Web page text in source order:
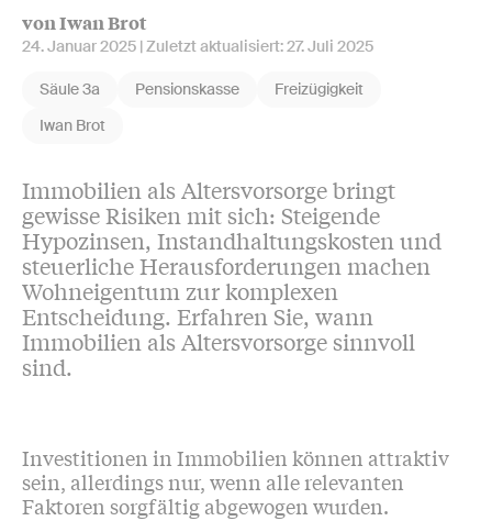
von Iwan Brot
24. Januar 2025 | Zuletzt aktualisiert:27. Juli 2025
Säule 3a Pensionskasse
Freizügigkeit
Iwan Brot
Immobilien als Altersvorsorge bringt
gewisse Risiken mit sich: Steigende
Hypozinsen, Instandhaltungskosten und
steuerliche Herausforderungen machen
Wohneigentum zur komplexen
Entscheidung. Erfahren Sie, wann
Immobilien als Altersvorsorge sinnvoll
sind.
Investitionen in Immobilien können attraktiv
sein, allerdings nur, wenn alle relevanten
Faktoren sorgfältig abgewogen wurden.